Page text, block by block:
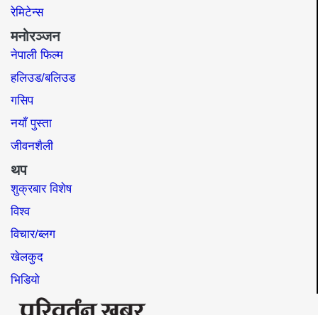
रेमिटेन्स
मनोरञ्जन
नेपाली फिल्म
हलिउड/बलिउड
गसिप
नयाँ पुस्ता
जीवनशैली
थप
शुक्रबार विशेष
विश्व
विचार/ब्लग
खेलकुद
भिडियो